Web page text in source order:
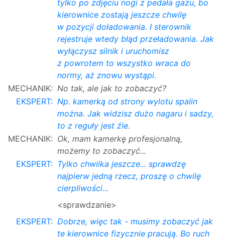
tylko po zdjęciu nogi z pedała gazu, bo
kierownice zostają jeszcze chwilę
w pozycji doładowania. I sterownik
rejestruje wtedy błąd przeładowania. Jak
wyłączysz silnik i uruchomisz
z powrotem to wszystko wraca do
normy, aż znowu wystąpi.
MECHANIK: No tak, ale jak to zobaczyć?
EKSPERT: Np. kamerką od strony wylotu spalin
można. Jak widzisz dużo nagaru i sadzy,
to z reguły jest źle.
MECHANIK: Ok, mam kamerkę profesjonalną,
możemy to zobaczyć...
EKSPERT: Tylko chwilka jeszcze... sprawdzę
najpierw jedną rzecz, proszę o chwilę
cierpliwości...
<sprawdzanie>
EKSPERT: Dobrze, więc tak - musimy zobaczyć jak
te kierownice fizycznie pracują. Bo ruch